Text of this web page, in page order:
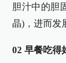
胆汁中的胆
晶)，进而发
02 早餐吃得